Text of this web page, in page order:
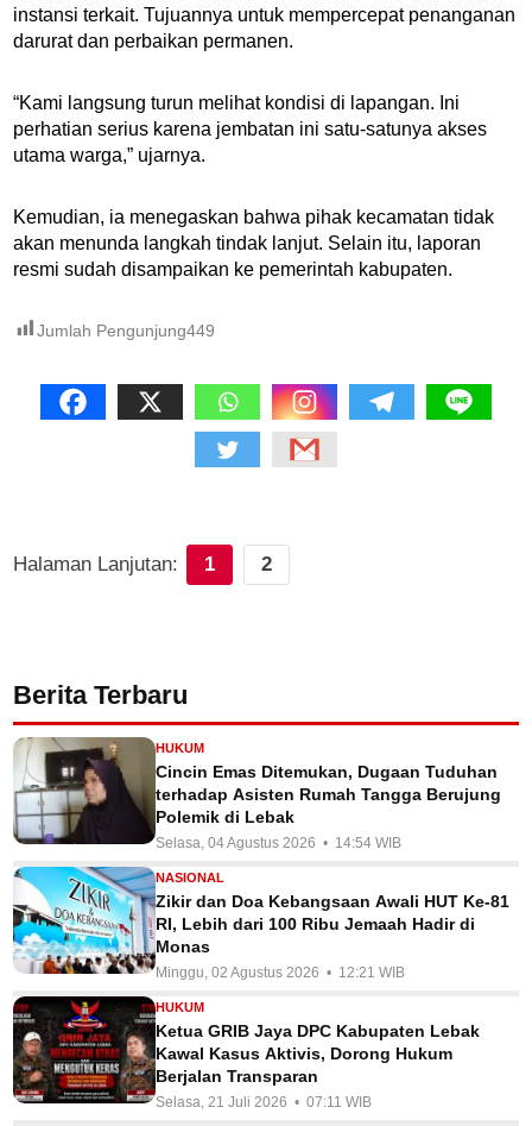
instansi terkait. Tujuannya untuk mempercepat penanganan
darurat dan perbaikan permanen.
“Kami langsung turun melihat kondisi di lapangan. Ini
perhatian serius karena jembatan ini satu-satunya akses
utama warga,” ujarnya.
Kemudian, ia menegaskan bahwa pihak kecamatan tidak
akan menunda langkah tindak lanjut. Selain itu, laporan
resmi sudah disampaikan ke pemerintah kabupaten.
Jumlah Pengunjung449
Halaman Lanjutan: 1 2
Berita Terbaru
HUKUM
Cincin Emas Ditemukan, Dugaan Tuduhan
terhadap Asisten Rumah Tangga Berujung
Polemik di Lebak
Selasa, 04 Agustus 2026 • 14:54 WIB
NASIONAL
Zikir dan Doa Kebangsaan Awali HUT Ke-81
RI, Lebih dari 100 Ribu Jemaah Hadir di
Monas
Minggu, 02 Agustus 2026 • 12:21 WIB
HUKUM
Ketua GRIB Jaya DPC Kabupaten Lebak
Kawal Kasus Aktivis, Dorong Hukum
Berjalan Transparan
Selasa, 21 Juli 2026 • 07:11 WIB